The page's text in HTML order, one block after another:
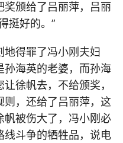
奖颁给了吕丽萍，吕丽
挺好的。”
得罪了冯小刚夫妇
孙海英的老婆，而孙海
徐帆去，不给颁奖，
，还给了吕丽萍，这
帆被伤大了，冯小刚必
线斗争的牺牲品，说电